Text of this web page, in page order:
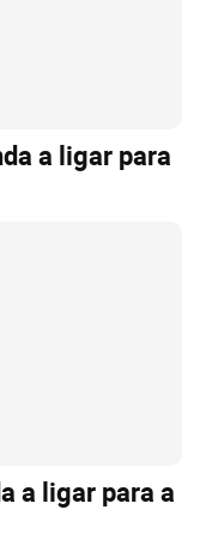
a ligar para
a ligar para a